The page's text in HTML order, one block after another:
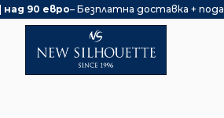
над 90 евро– Безплатна доставка +